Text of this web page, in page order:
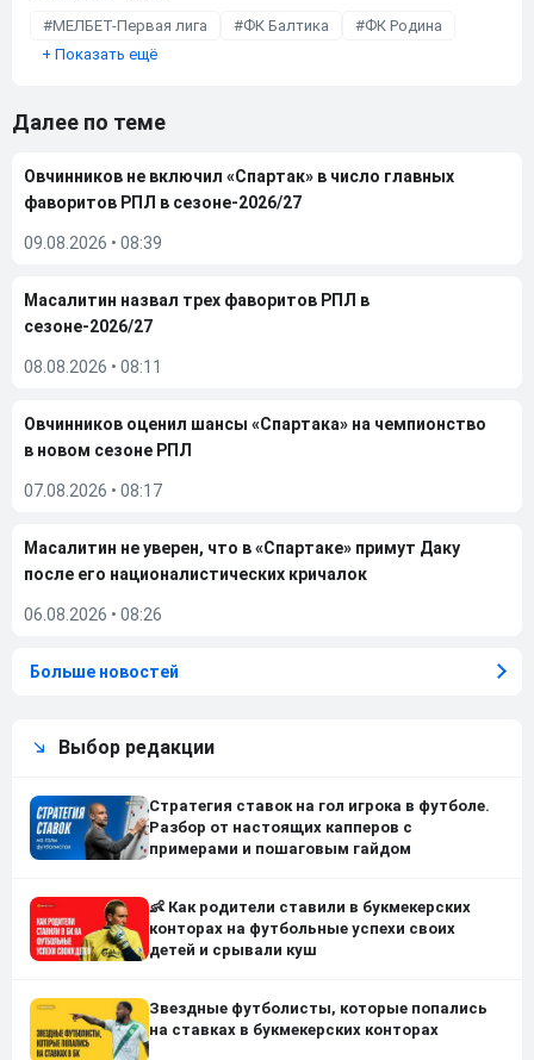
МЕЛБЕТ-Первая лига ФК Балтика
ФК Родина
+ Показать ещё
Далее по теме
Овчинников не включил «Спартак» в число главных
фаворитов РПЛ в сезоне-2026/27
09.08.2026 • 08:39
Масалитин назвал трех фаворитов РПЛ в
сезоне-2026/27
08.08.2026 • 08:11
Овчинников оценил шансы «Спартака» на чемпионство
в новом сезоне РПЛ
07.08.2026 • 08:17
Масалитин не уверен, что в «Спартаке» примут Даку
после его националистических кричалок
06.08.2026 • 08:26
Больше новостей
Выбор редакции
Стратегия ставок на гол игрока в футболе.
Разбор от настоящих капперов с
примерами и пошаговым гайдом
👶 Как родители ставили в букмекерских
конторах на футбольные успехи своих
детей и срывали куш
Звездные футболисты, которые попались
на ставках в букмекерских конторах